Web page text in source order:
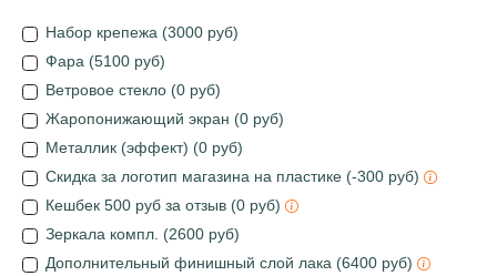
Набор крепежа (3000 руб)
Фара (5100 руб)
Ветровое стекло (0 руб)
Жаропонижающий экран (0 руб)
Металлик (эффект) (0 руб)
Скидка за логотип магазина на пластике (-300 руб)
Кешбек 500 руб за отзыв (0 руб)
Зеркала компл. (2600 руб)
Дополнительный финишный слой лака (6400 руб)